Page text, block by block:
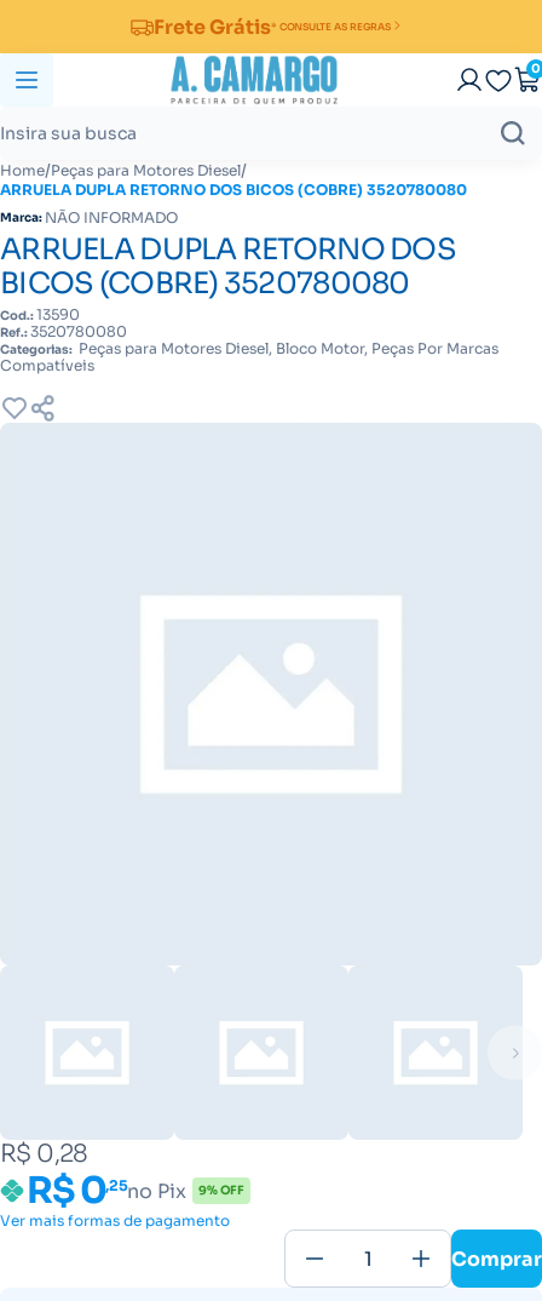
Frete Grátis* CONSULTE AS REGRAS
0
Home/Peças para Motores Diesel/
ARRUELA DUPLA RETORNO DOS BICOS (COBRE) 3520780080
Marca: NÃO INFORMADO
ARRUELA DUPLA RETORNO DOS
BICOS (COBRE) 3520780080
Cod.:13590
Ref.:3520780080
Categorias: Peças para Motores Diesel, Bloco Motor, Peças Por Marcas
Compatíveis
R$ 0,28
R$ 0,25no Pix 9% OFF
Ver mais formas de pagamento
Comprar